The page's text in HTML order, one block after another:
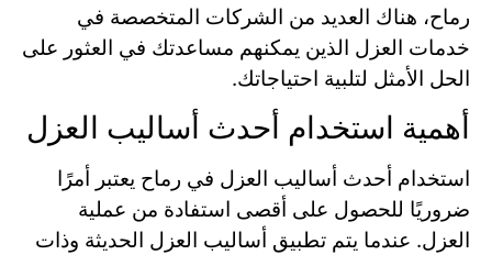
رماح، هناك العديد من الشركات المتخصصة في
خدمات العزل الذين يمكنهم مساعدتك في العثور على
الحل الأمثل لتلبية احتياجاتك.
أهمية استخدام أحدث أساليب العزل
استخدام أحدث أساليب العزل في رماح يعتبر أمرًا
ضروريًا للحصول على أقصى استفادة من عملية
العزل. عندما يتم تطبيق أساليب العزل الحديثة وذات